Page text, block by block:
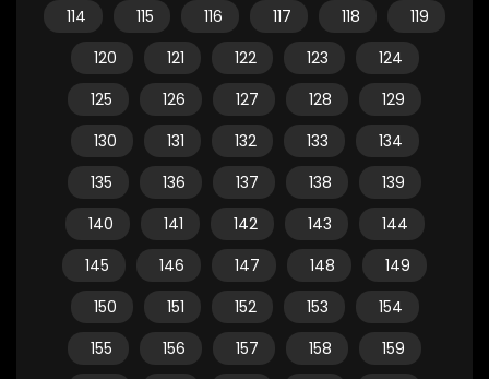
114
115 116 117 118
119
120
121 122 123
124
125
126 127 128
129
130
131 132 133
134
135
136 137 138
139
140
141 142 143
144
145
146 147 148
149
150
151 152 153
154
155
156 157 158
159